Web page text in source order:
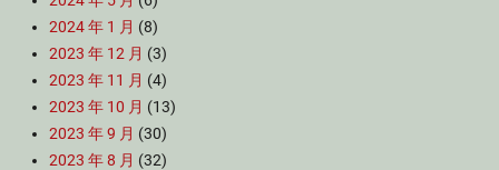
2024 年 1 月 (8)
2023 年 12 月 (3)
2023 年 11 月 (4)
2023 年 10 月 (13)
2023 年 9 月 (30)
2023 年 8 月 (32)